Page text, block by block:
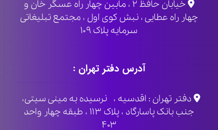
خیابان حافظ ۲ ، مابین چهار راه عسگر خان و
چهار راه عطایی ، نبش کوی اول ، مجتمع تبلیغاتی
سرمایه پلاک ۱۰۹
آدرس دفتر تهران :
دفتر تهران : اقدسیه ، نرسیده به مینی سیتی،
جنب بانک پاسارگاد ، پلاک ۱۱۳ ، طبقه چهار واحد
۴۰۳